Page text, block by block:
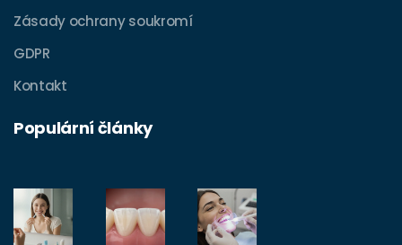
Zásady ochrany soukromí
GDPR
Kontakt
Populární články